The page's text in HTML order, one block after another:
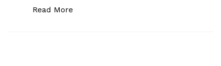
Read More